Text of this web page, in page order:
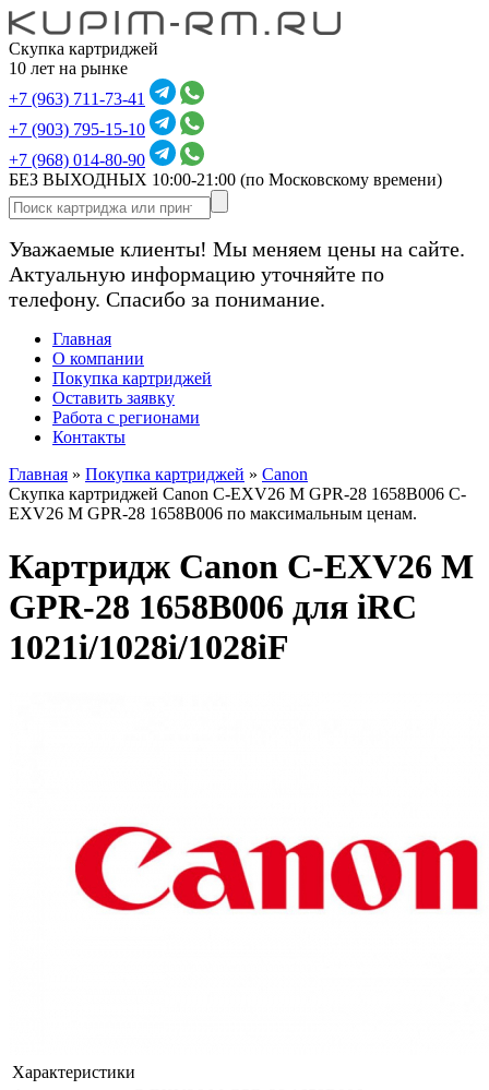
Скупка картриджей
10 лет на рынке
+7 (963) 711-73-41
+7 (903) 795-15-10
+7 (968) 014-80-90
БЕЗ ВЫХОДНЫХ 10:00-21:00 (по Московскому времени)
Уважаемые клиенты! Мы меняем цены на сайте.
Актуальную информацию уточняйте по
телефону. Спасибо за понимание.
Главная
О компании
Покупка картриджей
Оставить заявку
Работа с регионами
Контакты
Главная » Покупка картриджей » Canon
Скупка картриджей Canon C-EXV26 M GPR-28 1658B006 C-
EXV26 M GPR-28 1658B006 по максимальным ценам.
Картридж Canon C-EXV26 M
GPR-28 1658B006 для iRC
1021i/1028i/1028iF
Характеристики